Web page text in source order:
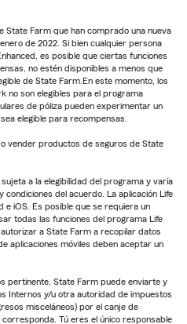
State Farm que han comprado una nueva
de 2022. Si bien cualquier persona
es posible que ciertas funciones
no estén disponibles a menos que
de State Farm.En este momento, los
no son elegibles para el programa
de póliza pueden experimentar un
elegible para recompensas.
vender productos de seguros de State
a la elegibilidad del programa y varía
condiciones del acuerdo. La aplicación Life
e iOS. Es posible que se requiera un
todas las funciones del programa Life
a State Farm a recopilar datos
aplicaciones móviles deben aceptar un
pertinente, State Farm puede enviarte y
Internos y/u otra autoridad de impuestos
misceláneos) por el canje de
Tú eres el único responsable